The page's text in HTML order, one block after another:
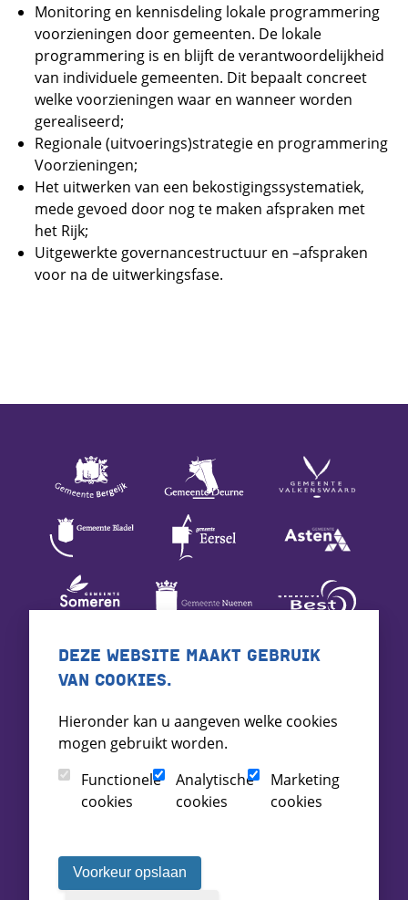
Monitoring en kennisdeling lokale programmering
voorzieningen door gemeenten. De lokale
programmering is en blijft de verantwoordelijkheid
van individuele gemeenten. Dit bepaalt concreet
welke voorzieningen waar en wanneer worden
gerealiseerd;
Regionale (uitvoerings)strategie en programmering
Voorzieningen;
Het uitwerken van een bekostigingssystematiek,
mede gevoed door nog te maken afspraken met
het Rijk;
Uitgewerkte governancestructuur en –afspraken
voor na de uitwerkingsfase.
DEZE WEBSITE MAAKT GEBRUIK
VAN COOKIES.
Hieronder kan u aangeven welke cookies
mogen gebruikt worden.
Functionele
cookies
Analytische
cookies
Marketing
cookies
Voorkeur opslaan